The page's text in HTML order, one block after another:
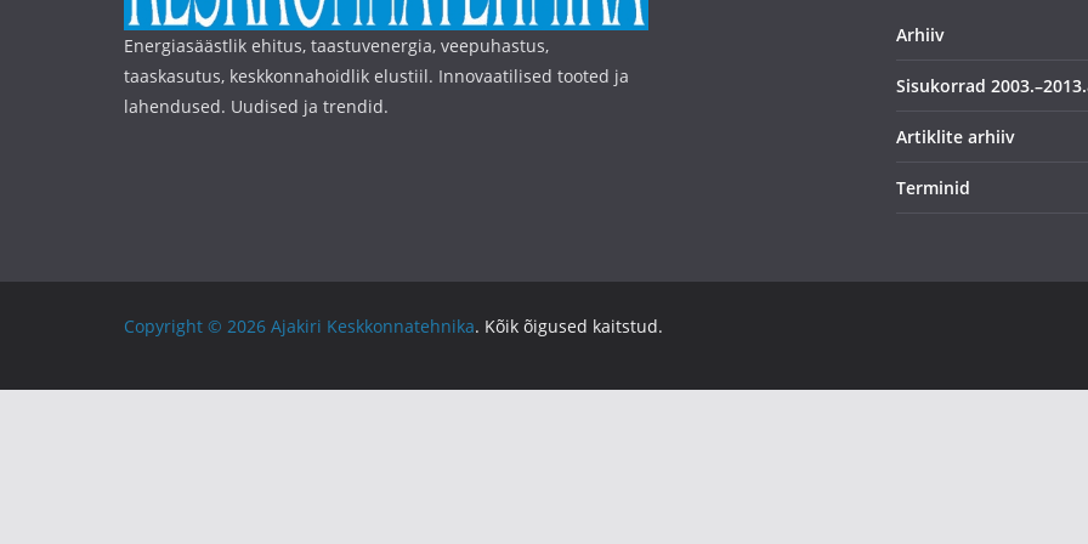
Energiasäästlik ehitus, taastuvenergia, veepuhastus,
taaskasutus, keskkonnahoidlik elustiil. Innovaatilised tooted ja
lahendused. Uudised ja trendid.
Arhiiv
Sisukorrad
Artiklite arhiiv
Terminid
Copyright © 2026 Ajakiri Keskkonnatehnika. Kõik õigused kaitstud.